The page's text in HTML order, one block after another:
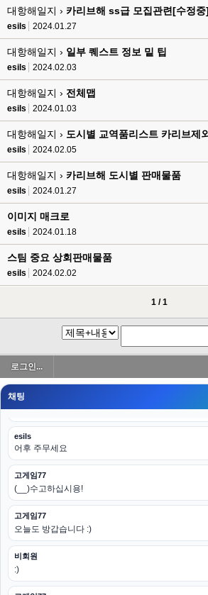
대항해일지 › 카리브해 ss급 모집관련[수정중]
esils 2024.01.27
대항해일지 › 일부 퀘스트 정보 밑 팁
esils 2024.02.03
대항해일지 › 전체맵
esils 2024.01.03
대항해일지 › 도시별 교역품리스트 카리브제외
esils 2024.02.05
대항해일지 › 카리브해 도시별 판매물품
esils 2024.01.27
이미지 매크로
esils 2024.01.18
스팀 중요 상회판매물품
esils 2024.02.02
1 / 1
로그인...
채팅
고게임77
접속자는 ip당 1명인가 보네요. 다른 브로우저로 접
esils
음
폰으로 접속해보니 3이 되는데
esils
나가도 3이네 하핫 ...
고게임77
ㅋㅋㅋㅋㅋㅋㅋㅋ
esils
이게 db 접속자수로 잡는형태로 해서 그런가 ;;
밑에 일반웹게임이 더있었네요
esils
esils
다 펼쳐두면 너무길어서 ..
esils
모바일로 보는데도 좀 불편하더라구요
고게임77
아 ㅋㅋ 내일도 심심하면 들리겠습니다. 벌써 12시
esils
어후 주무세요
고게임77
(__)수고하십시용!
고게임77
오늘도 방갑습니다 :)
비회원
:)